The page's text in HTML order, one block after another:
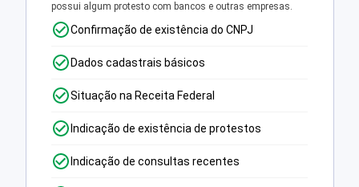
possui algum protesto com bancos e outras empresas.
Confirmação de existência do CNPJ
Dados cadastrais básicos
Situação na Receita Federal
Indicação de existência de protestos
Indicação de consultas recentes